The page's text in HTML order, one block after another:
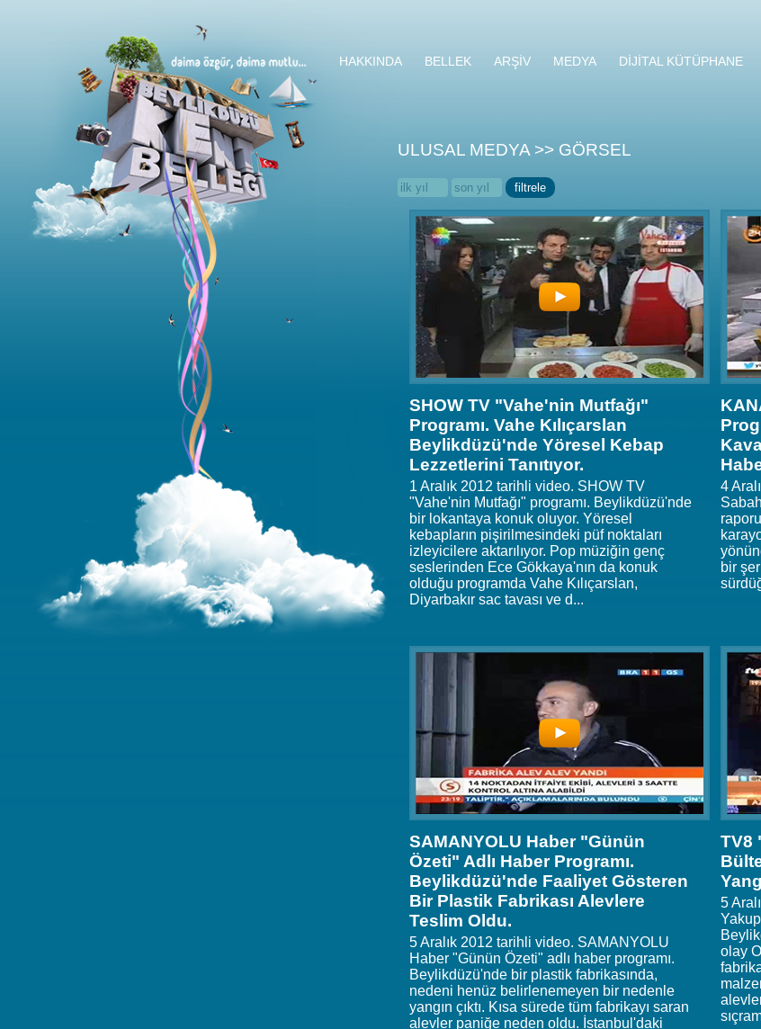
HAKKINDA BELLEK ARŞİV MEDYA DİJİTAL KÜTÜPHANE
ULUSAL MEDYA >> GÖRSEL
SHOW TV "Vahe'nin Mutfağı"
Programı. Vahe Kılıçarslan
Beylikdüzü'nde Yöresel Kebap
Lezzetlerini Tanıtıyor.
1 Aralık 2012 tarihli video. SHOW TV
"Vahe'nin Mutfağı" programı. Beylikdüzü'nde
bir lokantaya konuk oluyor. Yöresel
kebapların pişirilmesindeki püf noktaları
izleyicilere aktarılıyor. Pop müziğin genç
seslerinden Ece Gökkaya'nın da konuk
olduğu programda Vahe Kılıçarslan,
Diyarbakır sac tavası ve d...
4
bir
SAMANYOLU Haber "Günün
Özeti" Adlı Haber Programı.
Beylikdüzü'nde Faaliyet Gösteren
Bir Plastik Fabrikası Alevlere
Teslim Oldu.
5 Aralık 2012 tarihli video. SAMANYOLU
Haber "Günün Özeti" adlı haber programı.
Beylikdüzü'nde bir plastik fabrikasında,
nedeni henüz belirlenemeyen bir nedenle
yangın çıktı. Kısa sürede tüm fabrikayı saran
alevler paniğe neden oldu. İstanbul'daki
TV8
5
olay